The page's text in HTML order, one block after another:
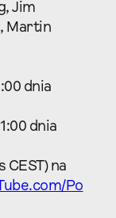
Jim
Martin
dnia
dnia
CEST) na
Po